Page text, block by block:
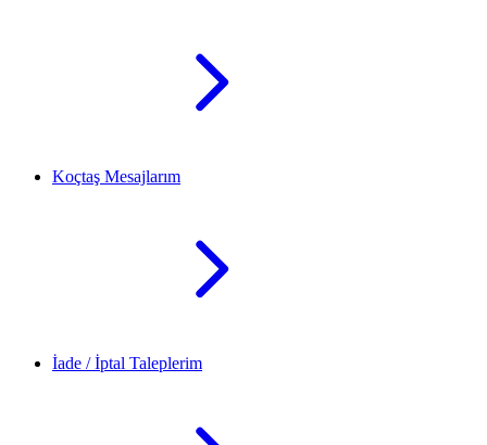
Koçtaş Mesajlarım
İade / İptal Taleplerim